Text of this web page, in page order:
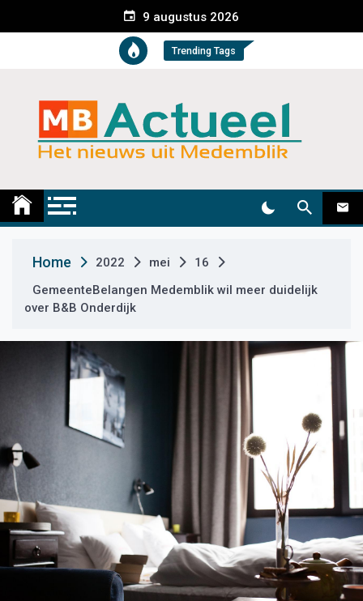
e
t
9 augustus 2026
Trending Tags
Medemblik Actueel
Home 2022 mei
16
GemeenteBelangen Medemblik wil meer duidelijk
over B&B Onderdijk